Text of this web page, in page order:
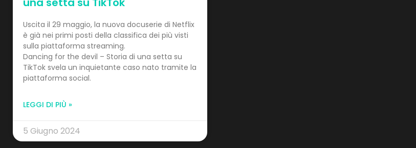
Uscita il 29 maggio, la nuova docuserie di Netflix
è già nei primi posti della classifica dei più visti
sulla piattaforma streaming.
Dancing for the devil – Storia di una setta su
TikTok svela un inquietante caso nato tramite la
piattaforma social.
LEGGI DI PIÙ »
5 Giugno 2024